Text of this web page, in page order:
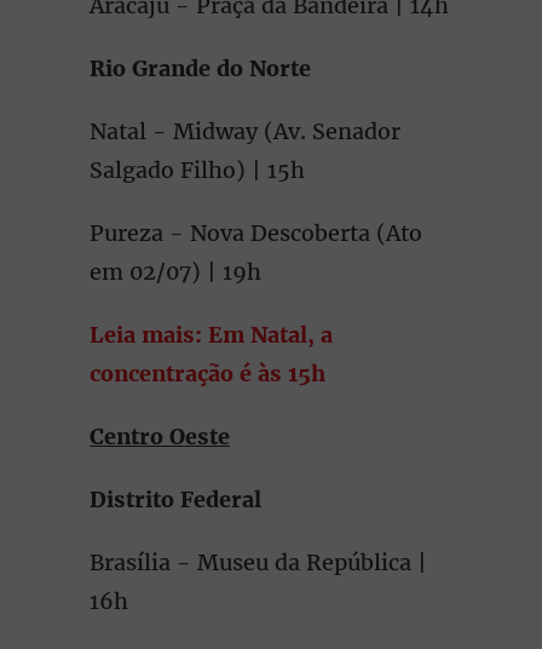
Rio Grande do Norte
Natal - Midway (Av. Senador
Salgado Filho) | 15h
Pureza - Nova Descoberta (Ato
em 02/07) | 19h
Leia mais: Em Natal, a
concentração é às 15h
Centro Oeste
Distrito Federal
Brasília - Museu da República |
16h